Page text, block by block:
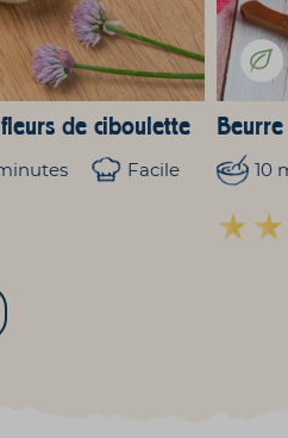
de ciboulette
Facile 10